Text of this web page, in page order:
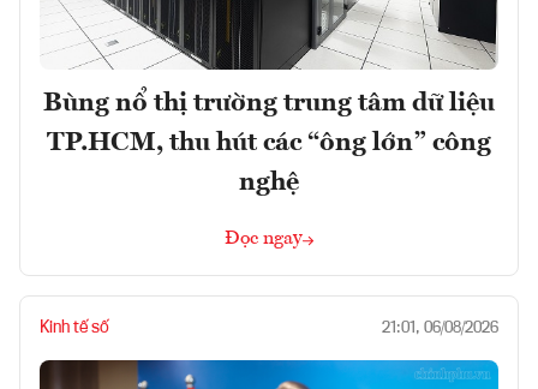
Bùng nổ thị trường trung tâm dữ liệu
TP.HCM, thu hút các “ông lớn” công
nghệ
Đọc ngay
Kinh tế số 21:01, 06/08/2026